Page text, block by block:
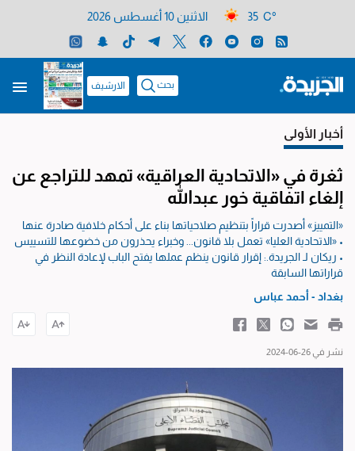
35 C° الاثنين 10 أغسطس 2026
بحث الارشيف
أخبار الأولى
ثغرة في «الاتحادية العراقية» تمهد للتراجع عن
إلغاء اتفاقية خور عبدالله
«التمييز» أصدرت قراراً بتنظيم صلاحياتها بناء على أحكام خلافية صادرة عنها
• «الاتحادية العليا» تعمل بلا قانون... وخبراء يحذرون من خضوعها للتسييس
• ريكان لـ الجريدة.: إقرار قانون ينظم عملها يفتح الباب لإعادة النظر في
قراراتها السابقة
بغداد - أحمد عباس
نشر في 26-06-2024